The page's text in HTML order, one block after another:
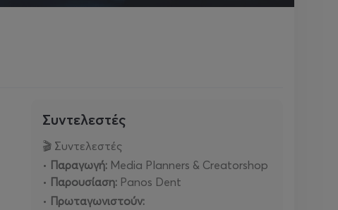
Συντελεστές
🎬 Συντελεστές
• Παραγωγή: Media Planners & Creatorshop
• Παρουσίαση: Panos Dent
• Πρωταγωνιστούν: